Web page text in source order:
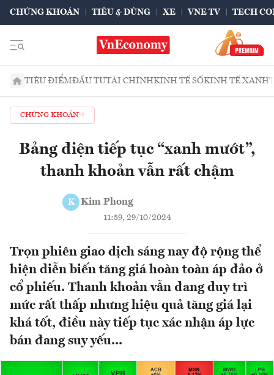
CHỨNG KHOÁN TIÊU & DÙNG XE VNE TV TECH
TIÊU ĐIỂMĐẦU TƯTÀI CHÍNHKINH TẾ SỐKINH TẾ XANH
CHỨNG KHOÁN
Bảng điện tiếp tục “xanh mướt”,
thanh khoản vẫn rất chậm
K Kim Phong
11:59, 29/10/2024
Trọn phiên giao dịch sáng nay độ rộng thể
hiện diễn biến tăng giá hoàn toàn áp đảo ở
cổ phiếu. Thanh khoản vẫn đang duy trì
mức rất thấp nhưng hiệu quả tăng giá lại
khá tốt, điều này tiếp tục xác nhận áp lực
bán đang suy yếu...